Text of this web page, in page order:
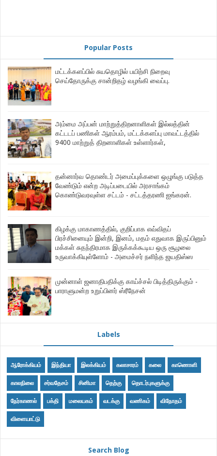
Popular Posts
மட்டக்களப்பில் சுயதொழில் பயிற்சி நிறைவு
செய்தோருக்கு சான்றிதழ் வழங்கி வைப்பு.
அம்மை அப்பன் மாற்றுத்திறனாளிகள் இல்லத்தின்
கட்டடப் பணிகள் ஆரம்பம், மட்டக்களப்பு மாவட்டத்தில்
9400 மாற்றுத் திறனாளிகள் உள்ளார்கள்,
தன்னார்வ தொண்டர் அமைப்புக்களை ஒழுங்கு படுத்த
வேண்டும் என்ற அடிப்படையில் அரசாங்கம்
கொண்டுவரவுள்ள சட்டம் - சட்டத்தரணி ஐங்கரன்.
கிழக்கு மாகாணத்தில், குறிப்பாக எவ்விதப்
பிரச்சினையும் இன்றி, இனம், மதம் எதுவாக இருப்பினும்
மக்கள் சுதந்திரமாக இருக்கக்கூடிய ஒரு சூழலை
உருவாக்கியுள்ளோம் - அமைச்சர் நளிந்த ஜயதிஸ்ஸ
முன்னாள் ஜனாதிபதிக்கு காய்ச்சல் பிடித்திருக்கும் -
பாராளுமன்ற உறுப்பினர் ஸ்ரீநேசன்
Labels
ஆரோக்கியம் இந்தியா இலக்கியம் கலாசாரம் கலை காணொளி
காலநிலை சர்வதேசம் சினிமா தெற்கு தொடர்புகளுக்கு
நேர்காணல் பக்தி மலையகம் வடக்கு வணிகம் விநோதம்
விளையாட்டு
Search Blog